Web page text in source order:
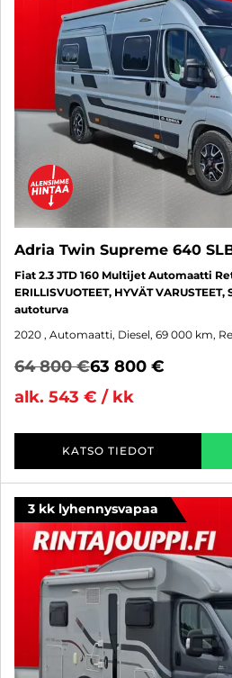
Adria Twin Supreme 640
Fiat 2.3 JTD 160 Multijet Automaatti
ERILLISVUOTEET, HYVÄT VARUSTEET,
autoturva
2020 , Automaatti, Diesel, 69 000 km,
64 800 €63 800 €
alk. 543 € / kk
KATSO TIEDOT
3 kk lyhennysvapaa